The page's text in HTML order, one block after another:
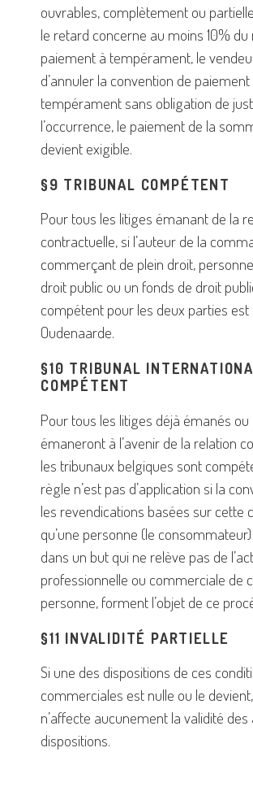
ouvrables, complètement ou
le retard concerne au moins 10%
paiement à tempérament, le
d’annuler la convention de paiement
tempérament sans obligation de
l’occurrence, le paiement de la
devient exigible.
§9 TRIBUNAL COMPÉTENT
Pour tous les litiges émanant de la
contractuelle, si l’auteur de la
commerçant de plein droit,
droit public ou un fonds de droit
compétent pour les deux parties est
Oudenaarde.
§10 TRIBUNAL
COMPÉTENT
Pour tous les litiges déjà émanés ou
émaneront à l’avenir de la relation
les tribunaux belgiques sont
règle n’est pas d’application si la
les revendications basées sur cette
qu’une personne (le
dans un but qui ne relève pas de
professionnelle ou commerciale de
personne, forment l’objet de ce
§11 INVALIDITÉ PARTIELLE
Si une des dispositions de ces
commerciales est nulle ou le
n’affecte aucunement la validité
dispositions.